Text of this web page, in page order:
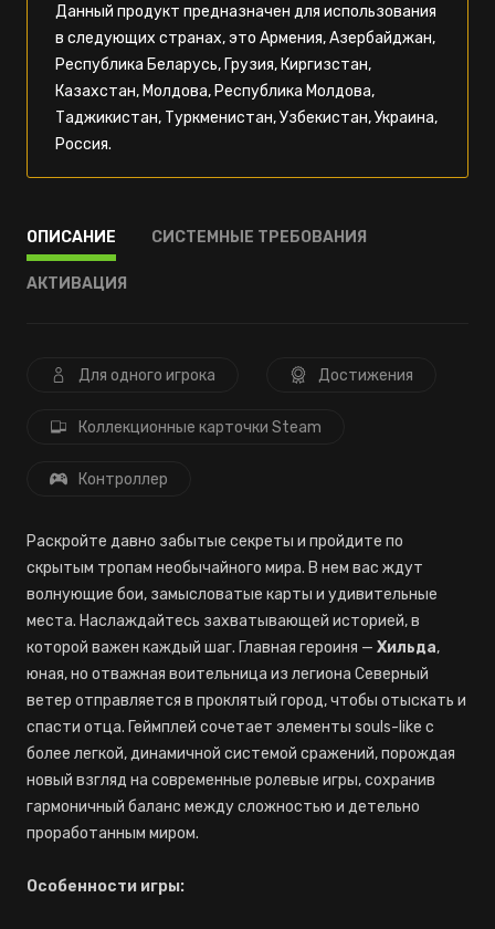
Данный продукт предназначен для использования
в следующих странах, это Армения, Азербайджан,
Республика Беларусь, Грузия, Киргизстан,
Казахстан, Молдова, Республика Молдова,
Таджикистан, Туркменистан, Узбекистан, Украина,
Россия.
ОПИСАНИЕ СИСТЕМНЫЕ ТРЕБОВАНИЯ
АКТИВАЦИЯ
Для одного игрока Достижения
Коллекционные карточки Steam
Контроллер
Раскройте давно забытые секреты и пройдите по
скрытым тропам необычайного мира. В нем вас ждут
волнующие бои, замысловатые карты и удивительные
места. Наслаждайтесь захватывающей историей, в
которой важен каждый шаг. Главная героиня — Хильда,
юная, но отважная воительница из легиона Северный
ветер отправляется в проклятый город, чтобы отыскать и
спасти отца. Геймплей сочетает элементы souls-like с
более легкой, динамичной системой сражений, порождая
новый взгляд на современные ролевые игры, сохранив
гармоничный баланс между сложностью и детельно
проработанным миром.
Особенности игры: